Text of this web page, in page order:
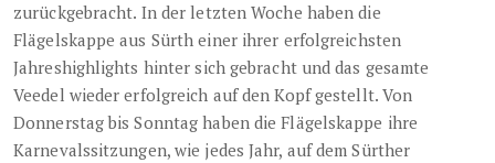
zurückgebracht. In der letzten Woche haben die
Flägelskappe aus Sürth einer ihrer erfolgreichsten
Jahreshighlights hinter sich gebracht und das gesamte
Veedel wieder erfolgreich auf den Kopf gestellt. Von
Donnerstag bis Sonntag haben die Flägelskappe ihre
Karnevalssitzungen, wie jedes Jahr, auf dem Sürther